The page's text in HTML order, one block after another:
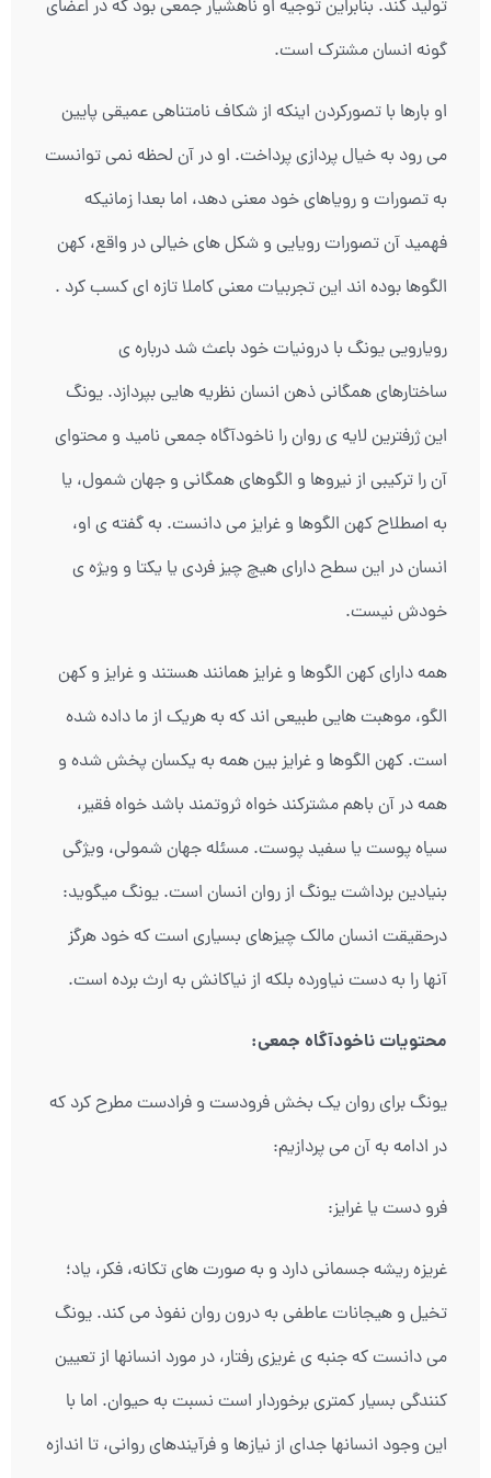
تولید کند. بنابراین توجیه او ناهشیار جمعی بود که در اعضای
گونه انسان مشترک است.
او بارها با تصورکردن اینکه از شکاف نامتناهی عمیقی پایین
می رود به خیال پردازی پرداخت. او در آن لحظه نمی توانست
به تصورات و رویاهای خود معنی دهد، اما بعدا زمانیکه
فهمید آن تصورات رویایی و شکل های خیالی در واقع، کهن
الگوها بوده اند این تجربیات معنی کاملا تازه ای کسب کرد .
رویارویی یونگ با درونیات خود باعث شد درباره ی
ساختارهای همگانی ذهن انسان نظریه هایی بپردازد. یونگ
این ژرفترین لایه ی روان را ناخودآگاه جمعی نامید و محتوای
آن را ترکیبی از نیروها و الگوهای همگانی و جهان شمول، یا
به اصطلاح کهن الگوها و غرایز می دانست. به گفته ی او،
انسان در این سطح دارای هیچ چیز فردی یا یکتا و ویژه ی
خودش نیست.
همه دارای کهن الگوها و غرایز همانند هستند و غرایز و کهن
الگو، موهبت هایی طبیعی اند که به هریک از ما داده شده
است. کهن الگوها و غرایز بین همه به یکسان پخش شده و
همه در آن باهم مشترکند خواه ثروتمند باشد خواه فقیر،
سیاه پوست یا سفید پوست. مسئله جهان شمولی، ویژگی
بنیادین برداشت یونگ از روان انسان است. یونگ میگوید:
درحقیقت انسان مالک چیزهای بسیاری است که خود هرگز
آنها را به دست نیاورده بلکه از نیاکانش به ارث برده است.
محتویات ناخودآگاه جمعی:
یونگ برای روان یک بخش فرودست و فرادست مطرح کرد که
در ادامه به آن می پردازیم:
فرو دست یا غرایز:
غریزه ریشه جسمانی دارد و به صورت های تکانه، فکر، یاد؛
تخیل و هیجانات عاطفی به درون روان نفوذ می کند. یونگ
می دانست که جنبه ی غریزی رفتار، در مورد انسانها از تعیین
کنندگی بسیار کمتری برخوردار است نسبت به حیوان. اما با
این وجود انسانها جدای از نیازها و فرآیندهای روانی، تا اندازه